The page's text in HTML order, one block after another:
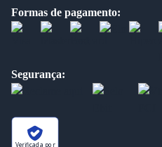
Formas de pagamento:
Segurança:
Verificada por